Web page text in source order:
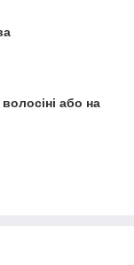
волосіні або на